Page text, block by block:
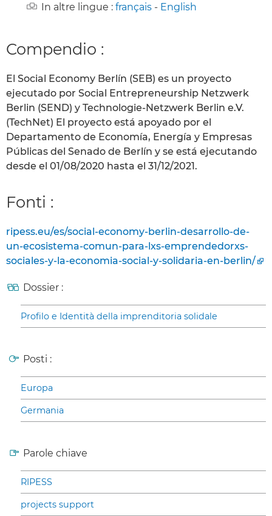
In altre lingue : français - English
Compendio :
El Social Economy Berlín (SEB) es un proyecto
ejecutado por Social Entrepreneurship Netzwerk
Berlin (SEND) y Technologie-Netzwerk Berlin e.V.
(TechNet) El proyecto está apoyado por el
Departamento de Economía, Energía y Empresas
Públicas del Senado de Berlín y se está ejecutando
desde el 01/08/2020 hasta el 31/12/2021.
Fonti :
ripess.eu/es/social-economy-berlin-desarrollo-de-
un-ecosistema-comun-para-lxs-emprendedorxs-
sociales-y-la-economia-social-y-solidaria-en-berlin/
Dossier :
Profilo e Identità della imprenditoria solidale
Posti :
Europa
Germania
Parole chiave
RIPESS
projects support